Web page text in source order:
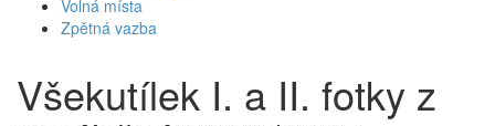
Volná místa
Zpětná vazba
Všekutílek I. a II. fotky z